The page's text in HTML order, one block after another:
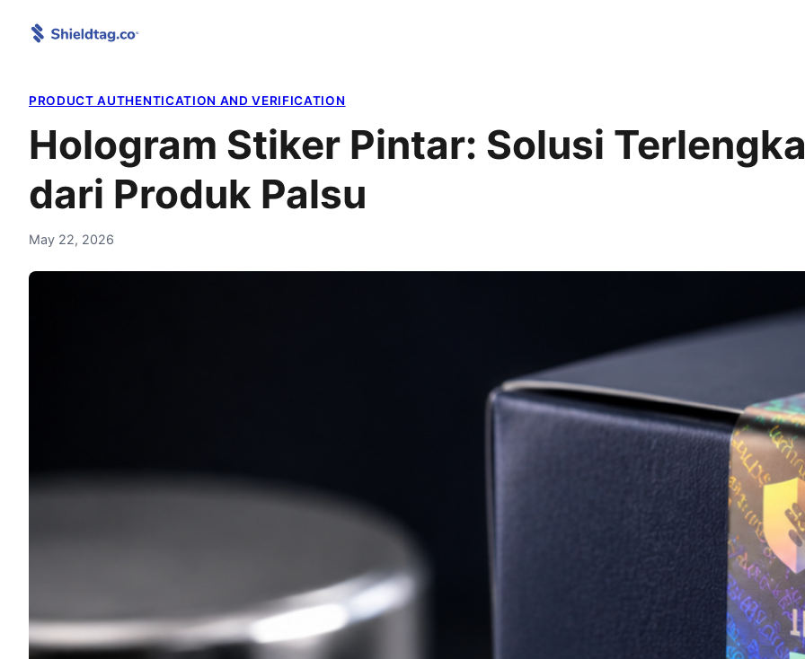
Skip
PRODUCT AUTHENTICATION AND VERIFICATION
Hologram Stiker Pintar: Solusi
dari Produk Palsu
May 22, 2026